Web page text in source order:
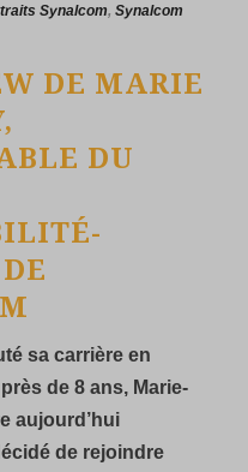
Synalcom, Synalcom
DE MARIE
DU
sa carrière en
de 8 ans, Marie-
aujourd’hui
de rejoindre